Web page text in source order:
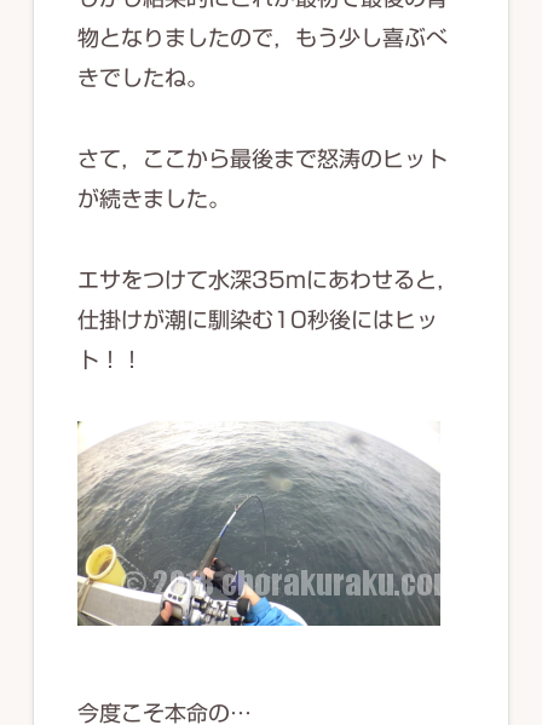
物となりましたので，もう少し喜ぶべ
きでしたね。
さて，ここから最後まで怒涛のヒット
が続きました。
エサをつけて水深35mにあわせると，
仕掛けが潮に馴染む10秒後にはヒッ
ト！！
今度こそ本命の…